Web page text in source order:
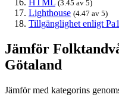
(3.45 av 5)
Lighthouse (4.47 av 5)
Tillgänglighet enligt
Jämför
Götaland
Jämför med kategorins